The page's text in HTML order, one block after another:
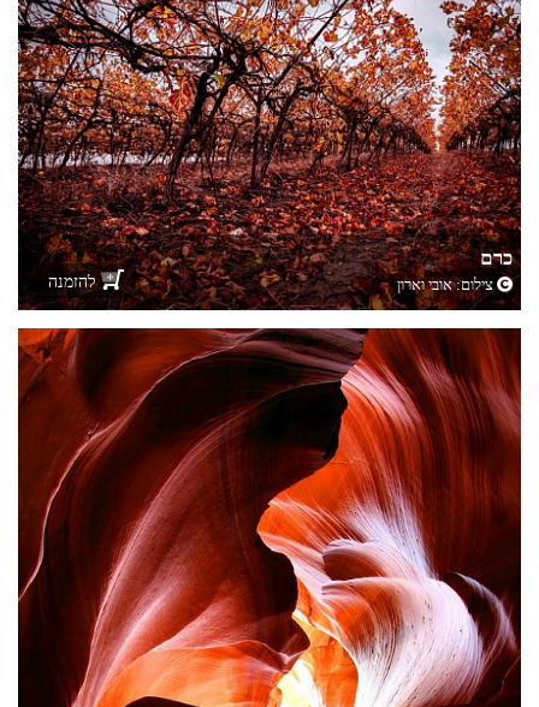
כרם
צילום:אובי וארון להזמנה